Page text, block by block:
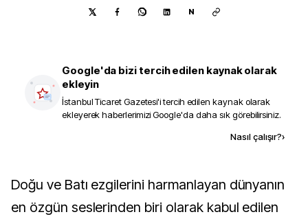
N
Google'da bizi tercih edilen kaynak olarak
ekleyin
İstanbul Ticaret Gazetesi'i tercih edilen kaynak olarak
ekleyerek haberlerimizi Google'da daha sık görebilirsiniz.
Nasıl çalışır?›
Doğu ve Batı ezgilerini harmanlayan dünyanın
en özgün seslerinden biri olarak kabul edilen